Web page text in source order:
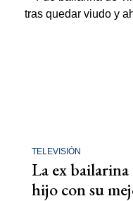
TELEVISIÓN
La ex
hijo con su